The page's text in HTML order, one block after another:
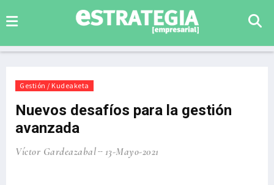
Gestión / Kudeaketa
Nuevos desafíos para la gestión
avanzada
Víctor Gardeazabal 13-Mayo-2021